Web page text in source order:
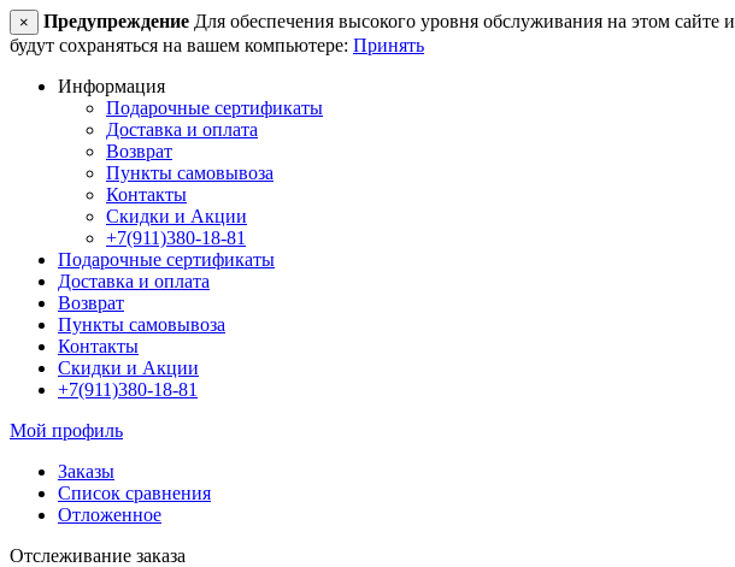
× Предупреждение Для обеспечения высокого уровня обслуживания на этом сайте
будут сохраняться на вашем компьютере: Принять
Информация
Подарочные сертификаты
Доставка и оплата
Возврат
Пункты самовывоза
Контакты
Скидки и Акции
+7(911)380-18-81
Подарочные сертификаты
Доставка и оплата
Возврат
Пункты самовывоза
Контакты
Скидки и Акции
+7(911)380-18-81
Мой профиль
Заказы
Список сравнения
Отложенное
Отслеживание заказа